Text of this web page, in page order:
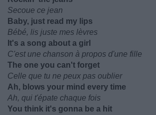
Secoue ce jean
Baby, just read my lips
Bébé, lis juste mes lèvres
It's a song about a girl
C'est une chanson à propos d'une fille
The one you can't forget
Celle que tu ne peux pas oublier
Ah, blows your mind every time
Ah, qui t'épate chaque fois
You think it's gonna be a hit